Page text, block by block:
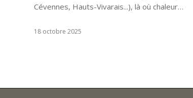
Cévennes, Hauts-Vivarais...), là où chaleur…
18 octobre 2025